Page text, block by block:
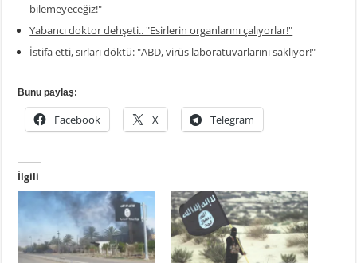
bilemeyeceğiz!"
Yabancı doktor dehşeti.. "Esirlerin organlarını çalıyorlar!"
İstifa etti, sırları döktü: "ABD, virüs laboratuvarlarını saklıyor!"
Bunu paylaş:
Facebook X Telegram
İlgili